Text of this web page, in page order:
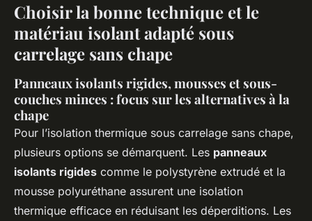
Choisir la bonne technique et le
matériau isolant adapté sous
carrelage sans chape
Panneaux isolants rigides, mousses et sous-
couches minces : focus sur les alternatives à la
chape
Pour l’isolation thermique sous carrelage sans chape,
plusieurs options se démarquent. Les panneaux
isolants rigides comme le polystyrène extrudé et la
mousse polyuréthane assurent une isolation
thermique efficace en réduisant les déperditions. Les